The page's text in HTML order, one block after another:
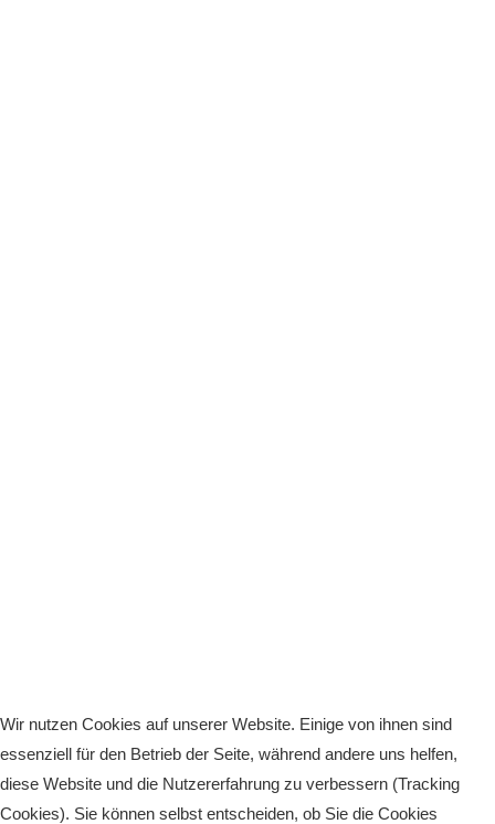
Wir nutzen Cookies auf unserer Website. Einige von ihnen sind
essenziell für den Betrieb der Seite, während andere uns helfen,
diese Website und die Nutzererfahrung zu verbessern (Tracking
Cookies). Sie können selbst entscheiden, ob Sie die Cookies